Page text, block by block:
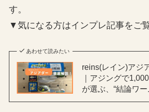
す。
▼気になる方はインプレ記事をご
あわせて読みたい
reins(レイン)アジ
｜アジングで
が選ぶ、“結論ワー